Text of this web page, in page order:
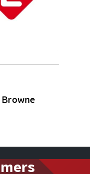
Browne